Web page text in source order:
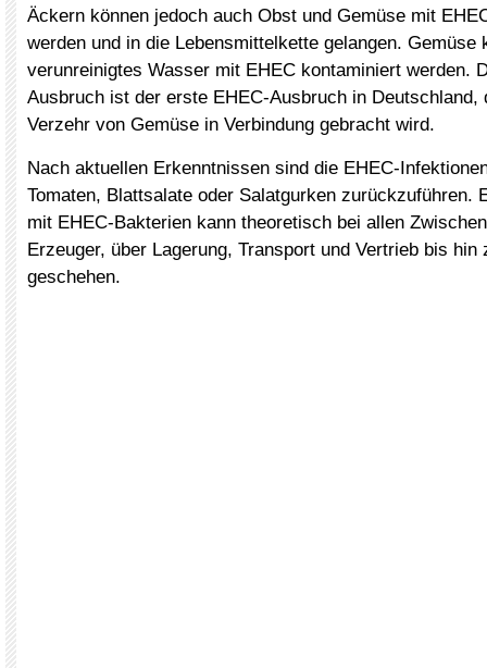
Äckern können jedoch auch Obst und Gemüse mit
werden und in die Lebensmittelkette gelangen. Gemüse
verunreinigtes Wasser mit EHEC kontaminiert werden.
Ausbruch ist der erste EHEC-Ausbruch in Deutschland,
Verzehr von Gemüse in Verbindung gebracht wird.
Nach aktuellen Erkenntnissen sind die EHEC-
Tomaten, Blattsalate oder Salatgurken zurückzuführen.
mit EHEC-Bakterien kann theoretisch bei allen
Erzeuger, über Lagerung, Transport und Vertrieb bis hin
geschehen.